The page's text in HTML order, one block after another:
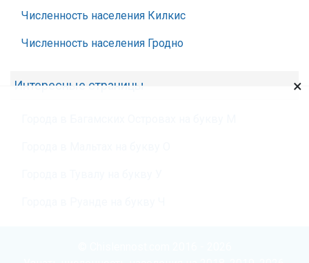
Численность населения Килкис
Численность населения Гродно
Интересные страницы ×